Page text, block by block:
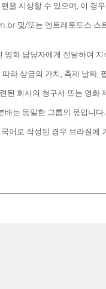
을 시상할 수 있으며, 이
및/또는 엔트레토도스
화 담당자에게 전달하여
라 상금의 가치, 축제 날
회사의 청구서 또는 영
배는 동일한 그룹의 몫입니다.
어로 작성된 경우 브라질